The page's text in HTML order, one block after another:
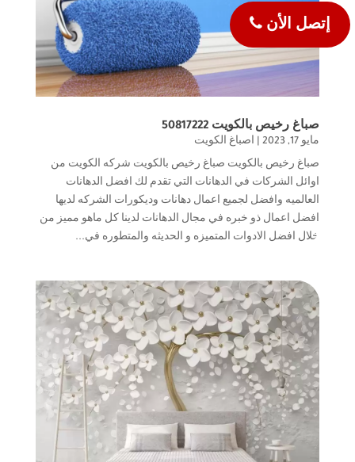
صباغ رخيص بالكويت 50817222
مايو 17, 2023 | اصباغ الكويت
صباغ رخيص بالكويت صباغ رخيص بالكويت شركه الكويت من
اوائل الشركات في الدهانات التي تقدم لك افضل الدهانات
العالميه وافضل لجميع اعمال دهانات وديكورات الشركه لديها
افضل اعمال ذو خبره في مجال الدهانات لدينا كل ماهو مميز من
خلال افضل الادوات المتميزه و الحديثه والمتطوره في...
إتصل الأن